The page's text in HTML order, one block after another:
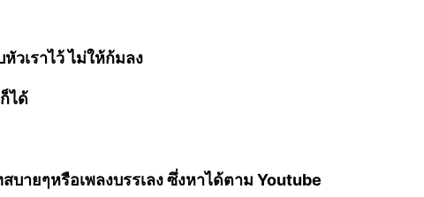
วเราไว้ ไม่ให้ก้มลง
ได้
บายๆหรือเพลงบรรเลง ซึ่งหาได้ตาม Youtube